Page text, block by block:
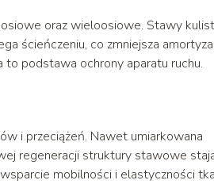
oraz wieloosiowe. Stawy
ścieńczeniu, co zmniejsza
podstawa ochrony aparatu ruchu.
i przeciążeń. Nawet umiarkowana
regeneracji struktury stawowe
mobilności i elastyczności